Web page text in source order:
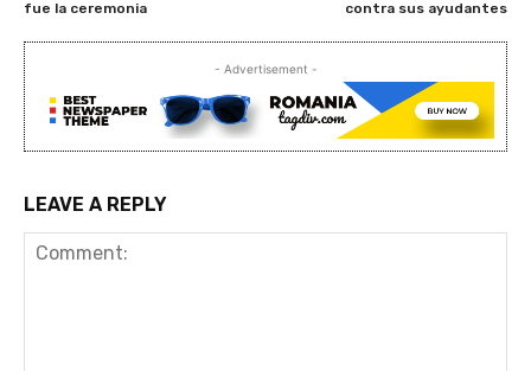
fue la ceremonia
contra sus ayudantes
- Advertisement -
LEAVE A REPLY